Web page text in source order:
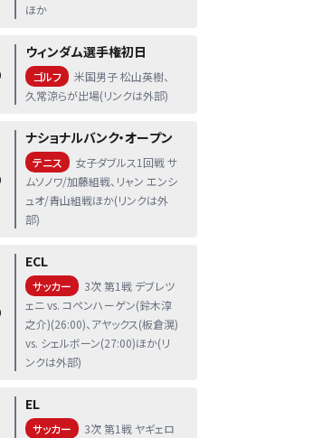
ほか
ウィンダム選手権初日
ゴルフ
米国男子 松山英樹、
久常涼らが出場(リンクは外部)
ナショナルバンク・オープン
テニス
女子ダブルス1回戦 サ
ムソノワ/加藤組戦、リャン エンシ
ュオ/青山組戦ほか(リンクは外
部)
ECL
サッカー
3次 第1戦 デブレツ
ェニ vs. コペンハーゲン(鈴木淳
之介)(26:00)、アヤックス(板倉滉)
vs. シェルボーン(27:00)ほか(リ
ンクは外部)
EL
サッカー
3次 第1戦 ヤギェロ